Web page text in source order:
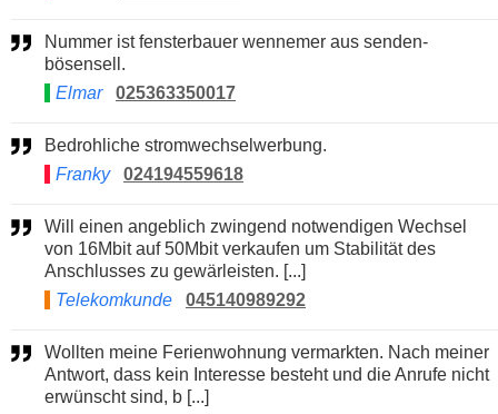
Nummer ist fensterbauer wennemer aus senden-
bösensell.
Elmar
025363350017
Bedrohliche stromwechselwerbung.
Franky
024194559618
Will einen angeblich zwingend notwendigen Wechsel
von 16Mbit auf 50Mbit verkaufen um Stabilität des
Anschlusses zu gewärleisten. [...]
Telekomkunde
045140989292
Wollten meine Ferienwohnung vermarkten. Nach meiner
Antwort, dass kein Interesse besteht und die Anrufe nicht
erwünscht sind, b [...]